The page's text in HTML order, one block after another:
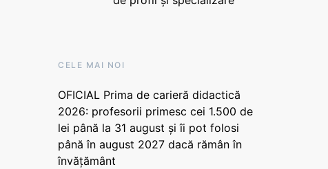
CELE MAI NOI
OFICIAL Prima de carieră didactică
2026: profesorii primesc cei 1.500 de
lei până la 31 august și îi pot folosi
până în august 2027 dacă rămân în
învățământ